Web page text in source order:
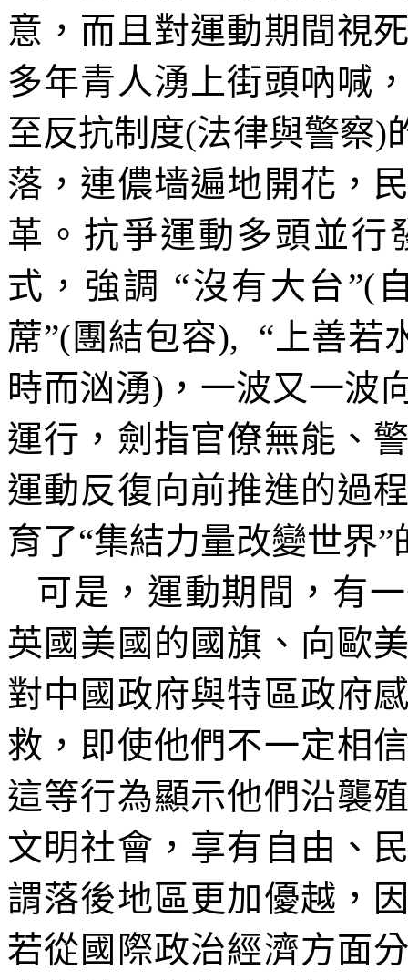
意，而且對運動期間視
多年青人湧上街頭吶喊
至反抗制度(法律與警察)
落，連儂墙遍地開花，
革。抗爭運動多頭並行
式，強調 “沒有大台”(
蓆”(團結包容), “ 上善若
時而汹湧) ，一波又一波
運行，劍指官僚無能、
運動反復向前推進的過
育了“集結力量改變世界”
可是，運動期間，有
英國美國的國旗、向歐
對中國政府與特區政府
救，即使他們不一定相
這等行為顯示他們沿襲
文明社會，享有自由、
謂落後地區更加優越，
若從國際政治經濟方面